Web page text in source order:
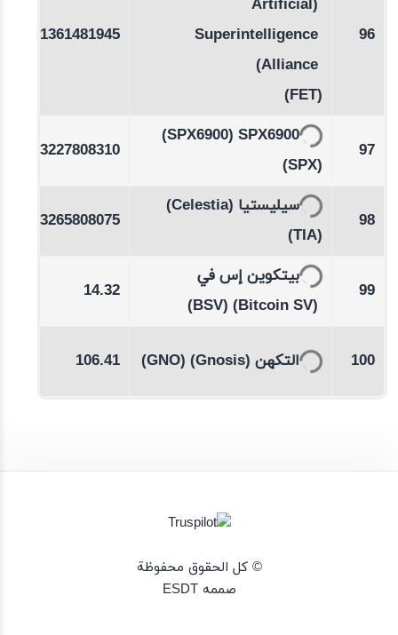
96
(Artificial
Superintelligence
Alliance)
(FET)
0.1361481945
97
SPX6900
(SPX6900)
(SPX)
0.3227808310
98
سيليستيا (Celestia)
(TIA)
0.3265808075
99
بيتكوين إس في
(Bitcoin SV)
(BSV)
14.32
100 التكهن (Gnosis)
(GNO)
106.41
© كل الحقوق محفوظة
صممه ESDT